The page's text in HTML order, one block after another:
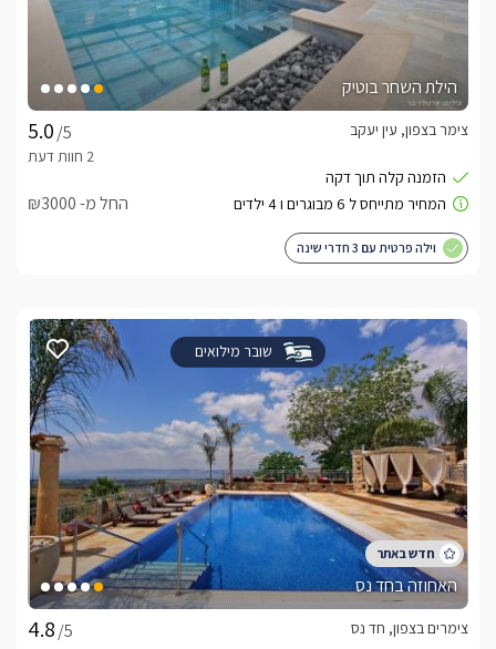
הילת השחר בוטיק
/5
צימר בצפון, עין יעקב
החל מ- ₪3000
וילה פרטית עם 3 חדרי שינה
שובר מילואים
האחוזה בחד נס
/5
צימרים בצפון, חד נס